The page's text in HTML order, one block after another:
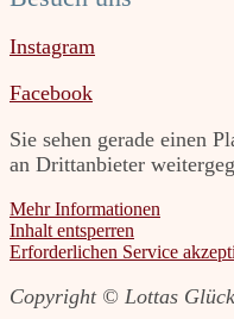
Instagram
Facebook
Sie sehen gerade einen
an Drittanbieter
Mehr Informationen
Inhalt entsperren
Erforderlichen Service
Copyright © Lottas